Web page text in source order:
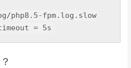
php8 .5-fpm.log.slow
= 5